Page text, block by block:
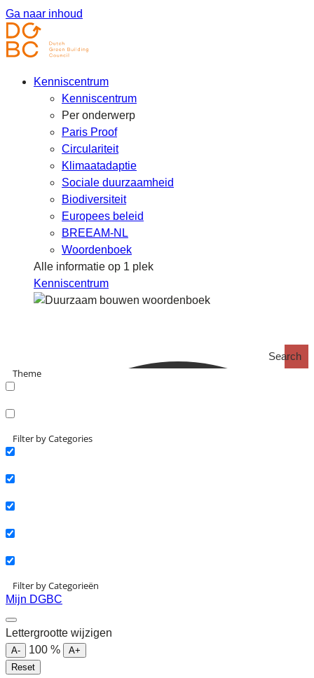
Ga naar inhoud
Kenniscentrum
Kenniscentrum
Per onderwerp
Paris Proof
Circulariteit
Klimaatadaptie
Sociale duurzaamheid
Biodiversiteit
Europees beleid
BREEAM-NL
Woordenboek
Alle informatie op 1 plek
Kenniscentrum
Search
Theme
Filter by Categories
Filter by Categorieën
Mijn DGBC
Lettergrootte wijzigen
A- 100 %
A+
Reset